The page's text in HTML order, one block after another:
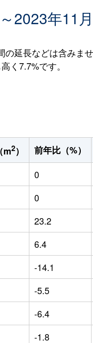
2023年11月
延長などは含みま
く7.7%です。
m2） 前年比（%）
0
0
23.2
6.4
-14.1
-5.5
-6.4
-1.8